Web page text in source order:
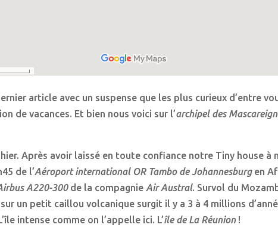
article avec un suspense que les plus curieux d’entre
de vacances. Et bien nous voici sur l’archipel des
Après avoir laissé en toute confiance notre Tiny house à
de l’Aéroport international OR Tambo de Johannesburg en
A220-300de la compagnie Air Austral. Survol du
un petit caillou volcanique surgit il y a 3 à 4 millions
intense comme on l’appelle ici. L’île de La Réunion !